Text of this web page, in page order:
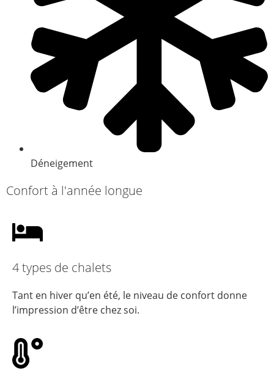
Déneigement
Confort à l'année longue
4 types de chalets
Tant en hiver qu’en été, le niveau de confort donne
l’impression d’être chez soi.